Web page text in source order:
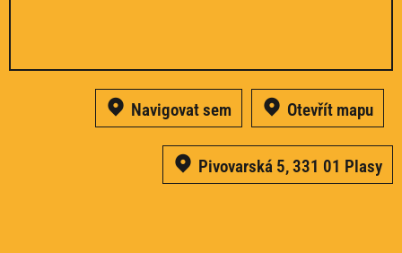
Navigovat sem Otevřít mapu
Pivovarská 5, 331 01 Plasy